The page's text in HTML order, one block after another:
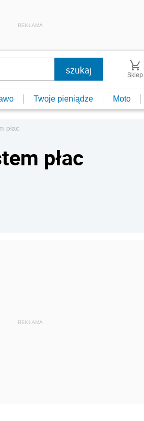
REKLAMA
Sklep
Twoje pieniądze Moto
płac
płac